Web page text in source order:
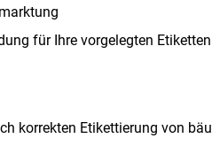
für Ihre vorgelegten Etiketten
korrekten Etikettierung von